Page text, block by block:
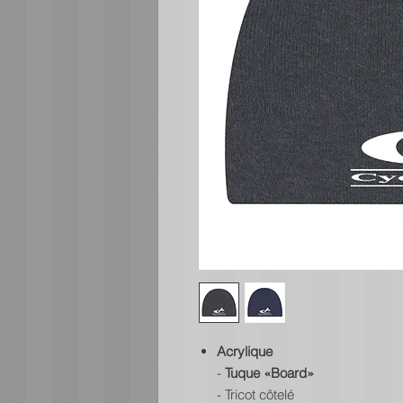
Acrylique
- Tuque «Board»
- Tricot côtelé